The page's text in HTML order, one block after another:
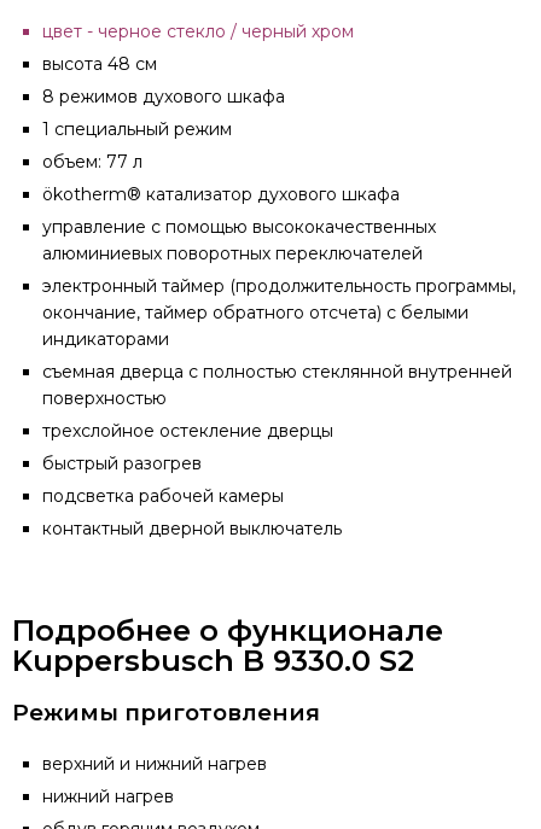
цвет - черное стекло / черный хром
высота 48 см
8 режимов духового шкафа
1 специальный режим
объем: 77 л
ökotherm® катализатор духового шкафа
управление с помощью высококачественных
алюминиевых поворотных переключателей
электронный таймер (продолжительность программы,
окончание, таймер обратного отсчета) с белыми
индикаторами
съемная дверца с полностью стеклянной внутренней
поверхностью
трехслойное остекление дверцы
быстрый разогрев
подсветка рабочей камеры
контактный дверной выключатель
Подробнее о функционале
Kuppersbusch B 9330.0 S2
Режимы приготовления
верхний и нижний нагрев
нижний нагрев